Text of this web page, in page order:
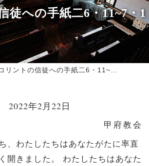
徒への手紙二6・11~7・1
コリントの信徒への手紙二6・11~7・1
2022年2月22日
甲府教会
、わたしたちはあなたがたに率直
開きました。
わたしたちはあなた